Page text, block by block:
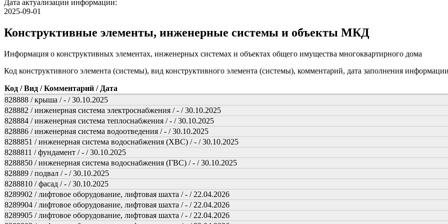
Дата актуализации информации:
2025-09-01
Конструктивные элементы, инженерные системы и объекты МКД
Информация о конструктивных элементах, инженерных системах и объектах общего имущества многоквартирного дома
Код конструктивного элемента (системы), вид конструктивного элемента (системы), комментарий, дата заполнения
Код / Вид / Комментарий / Дата
828888 / крыша / - / 30.10.2025
828882 / инженерная система электроснабжения / - / 30.10.2025
828884 / инженерная система теплоснабжения / - / 30.10.2025
828886 / инженерная система водоотведения / - / 30.10.2025
8288851 / инженерная система водоснабжения (ХВС) / - / 30.10.2025
8288811 / фундамент / - / 30.10.2025
8288850 / инженерная система водоснабжения (ГВС) / - / 30.10.2025
828889 / подвал / - / 30.10.2025
8288810 / фасад / - / 30.10.2025
8289902 / лифтовое оборудование, лифтовая шахта / - / 22.04.2026
8289904 / лифтовое оборудование, лифтовая шахта / - / 22.04.2026
8289905 / лифтовое оборудование, лифтовая шахта / - / 22.04.2026